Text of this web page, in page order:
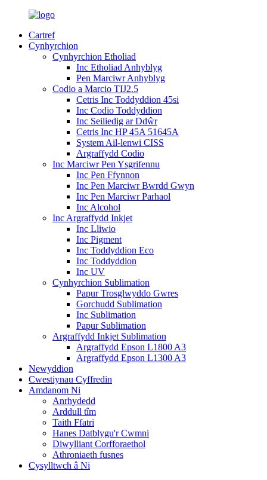
Cartref
Cynhyrchion
Cynhyrchion Etholiad
Inc Etholiad Anhyblyg
Pen Marciwr Anhyblyg
Codio a Marcio TIJ2.5
Cetris Inc Toddyddion 45si
Inc Codio Toddyddion
Inc Seiliedig ar Ddŵr
Cetris Inc HP 45A 51645A
System Ail-lenwi CISS
Argraffydd Codio
Inc Marciwr Pen Ysgrifennu
Inc Pen Ffynnon
Inc Pen Marciwr Bwrdd Gwyn
Inc Pen Marciwr Parhaol
Inc Alcohol
Inc Argraffydd Inkjet
Inc Lliwio
Inc Pigment
Inc Toddyddion Eco
Inc Toddyddion
Inc UV
Cynhyrchion Sublimation
Papur Trosglwyddo Gwres
Gorchudd Sublimation
Inc Sublimation
Papur Sublimation
Argraffydd Inkjet Sublimation
Argraffydd Epson L1800 A3
Argraffydd Epson L1300 A3
Newyddion
Cwestiynau Cyffredin
Amdanom Ni
Anrhydedd
Arddull tîm
Taith Ffatri
Hanes Datblygu'r Cwmni
Diwylliant Corfforaethol
Athroniaeth fusnes
Cysylltwch â Ni